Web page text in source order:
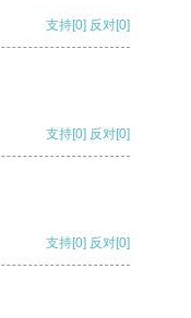
支持[0] 反对[0]
支持[0] 反对[0]
支持[0] 反对[0]